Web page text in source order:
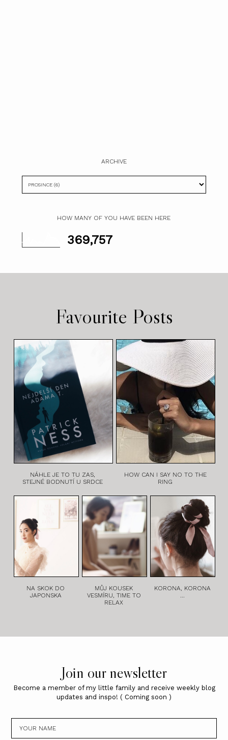
ARCHIVE
HOW MANY OF YOU HAVE BEEN HERE
369,757
Favourite Posts
NÁHLE JE TO TU ZAS,
STEJNÉ BODNUTÍ U SRDCE
HOW CAN I SAY NO TO THE
RING
NA SKOK DO
JAPONSKA
MŮJ KOUSEK
VESMÍRU, TIME TO
RELAX
KORONA, KORONA
...
Join our newsletter
Become a member of my little family and receive weekly blog
updates and inspo! ( Coming soon )